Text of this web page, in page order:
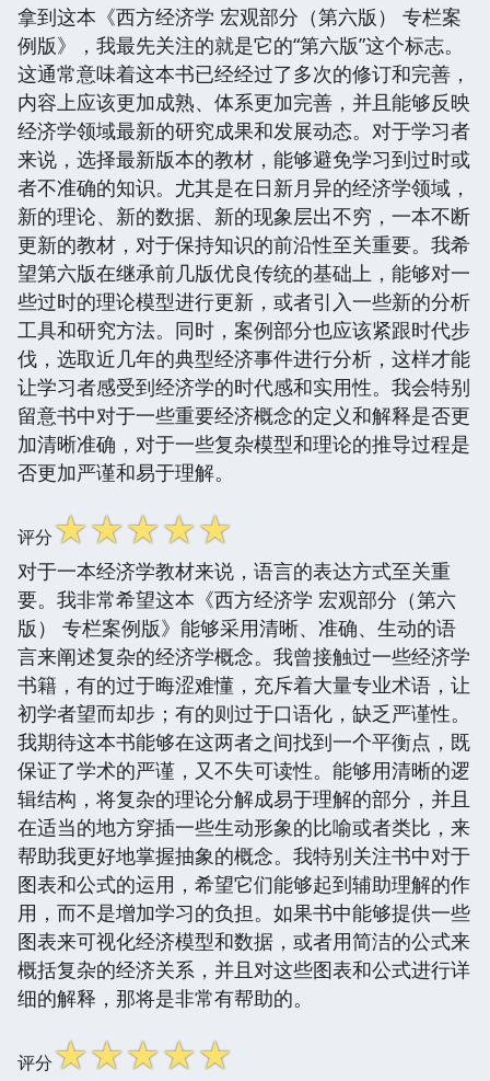
拿到这本《西方经济学 宏观部分（第六版） 专栏案
例版》，我最先关注的就是它的“第六版”这个标志。
这通常意味着这本书已经经过了多次的修订和完善，
内容上应该更加成熟、体系更加完善，并且能够反映
经济学领域最新的研究成果和发展动态。对于学习者
来说，选择最新版本的教材，能够避免学习到过时或
者不准确的知识。尤其是在日新月异的经济学领域，
新的理论、新的数据、新的现象层出不穷，一本不断
更新的教材，对于保持知识的前沿性至关重要。我希
望第六版在继承前几版优良传统的基础上，能够对一
些过时的理论模型进行更新，或者引入一些新的分析
工具和研究方法。同时，案例部分也应该紧跟时代步
伐，选取近几年的典型经济事件进行分析，这样才能
让学习者感受到经济学的时代感和实用性。我会特别
留意书中对于一些重要经济概念的定义和解释是否更
加清晰准确，对于一些复杂模型和理论的推导过程是
否更加严谨和易于理解。
评分☆☆☆☆☆
对于一本经济学教材来说，语言的表达方式至关重
要。我非常希望这本《西方经济学 宏观部分（第六
版） 专栏案例版》能够采用清晰、准确、生动的语
言来阐述复杂的经济学概念。我曾接触过一些经济学
书籍，有的过于晦涩难懂，充斥着大量专业术语，让
初学者望而却步；有的则过于口语化，缺乏严谨性。
我期待这本书能够在这两者之间找到一个平衡点，既
保证了学术的严谨，又不失可读性。能够用清晰的逻
辑结构，将复杂的理论分解成易于理解的部分，并且
在适当的地方穿插一些生动形象的比喻或者类比，来
帮助我更好地掌握抽象的概念。我特别关注书中对于
图表和公式的运用，希望它们能够起到辅助理解的作
用，而不是增加学习的负担。如果书中能够提供一些
图表来可视化经济模型和数据，或者用简洁的公式来
概括复杂的经济关系，并且对这些图表和公式进行详
细的解释，那将是非常有帮助的。
评分☆☆☆☆☆